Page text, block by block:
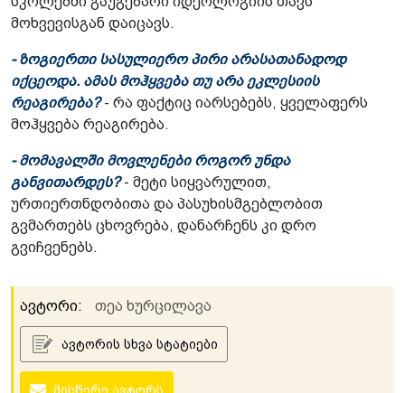
მოხვევისგან დაიცავს.
- ზოგიერთი სასულიერო პირი არასათანადოდ
იქცეოდა. ამას მოჰყვება თუ არა ეკლესიის
რეაგირება?- რა ფაქტიც იარსებებს, ყველაფერს
მოჰყვება რეაგირება.
- მომავალში მოვლენები როგორ უნდა
განვითარდეს?- მეტი სიყვარულით,
ურთიერთნდობითა და პასუხისმგებლობით
გვმართებს ცხოვრება, დანარჩენს კი დრო
გვიჩვენებს.
ავტორი: თეა ხურცილავა
ავტორის სხვა სტატიები